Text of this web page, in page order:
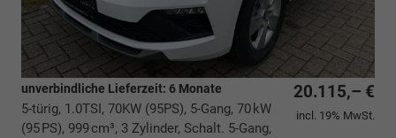
20.115,– €
incl. 19% MwSt.
unverbindliche Lieferzeit: 6 Monate
5-türig, 1.0TSI, 70KW (95PS), 5-Gang, 70 kW
(95 PS), 999 cm³, 3 Zylinder, Schalt. 5-Gang,